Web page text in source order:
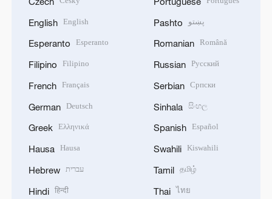
English English
Esperanto Esperanto
Filipino Filipino
French Français
German Deutsch
Greek Ελληνικά
Hausa Hausa
Hebrew עברית
Hindi हिन्दी
Pashto پښتو
Romanian Română
Russian Русский
Serbian Српски
Sinhala සිංහල
Spanish Español
Swahili Kiswahili
Tamil தமிழ்
Thai ไทย